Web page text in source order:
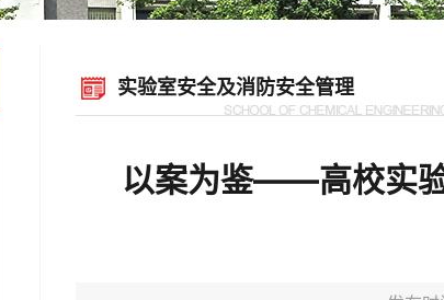
实验室安全及消防安全管理
以案为鉴——高校实